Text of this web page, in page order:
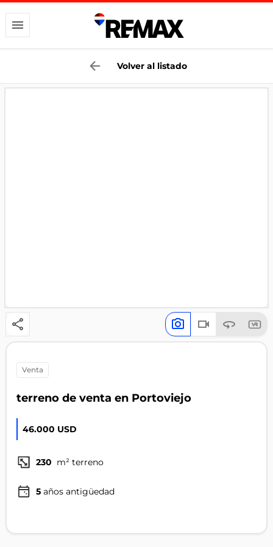
Volver al listado
venta
terreno de venta en Portoviejo
46.000 USD
230 m² terreno
5 años antigüedad